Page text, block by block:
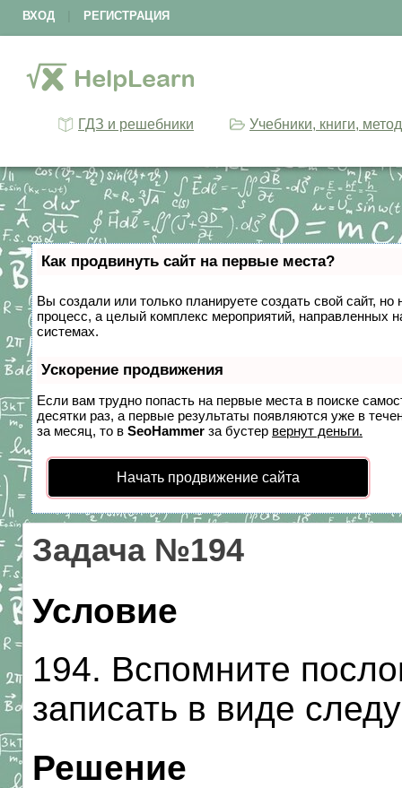
ВХОД РЕГИСТРАЦИЯ
ГДЗ и решебники Учебники, книги,
Как продвинуть сайт на первые места?
Вы создали или только планируете создать свой сайт,
процесс, а целый комплекс мероприятий, направленных
системах.
Ускорение продвижения
Если вам трудно попасть на первые места в поиске
десятки раз, а первые результаты появляются уже в
за месяц, то в SeoHammer за бустер вернут деньги.
Начать продвижение сайта
Задача №194
Условие
194. Вспомните
записать в виде
Решение